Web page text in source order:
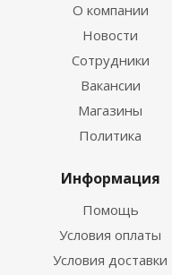
О компании
Новости
Сотрудники
Вакансии
Магазины
Политика
Информация
Помощь
Условия оплаты
Условия доставки